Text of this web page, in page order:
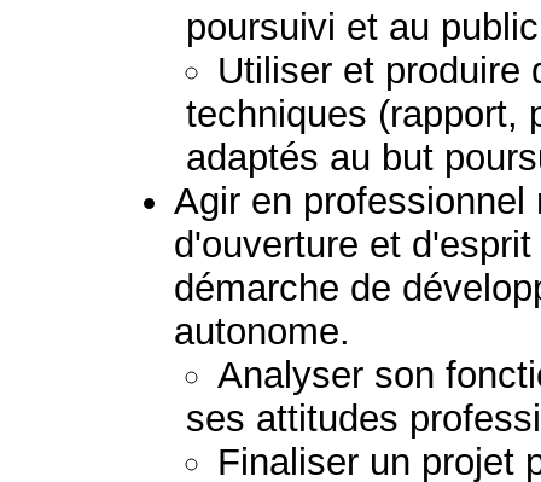
poursuivi et au
Utiliser et produire
techniques (rapport,
adaptés au but
Agir en
d'ouverture et
démarche de
autonome.
Analyser son
ses attitudes
Finaliser un projet